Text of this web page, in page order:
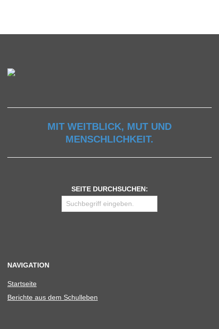
MIT WEITBLICK, MUT UND
MENSCHLICHKEIT.
SEITE DURCHSUCHEN:
NAVIGATION
Start­seite
Berichte aus dem Schulleben